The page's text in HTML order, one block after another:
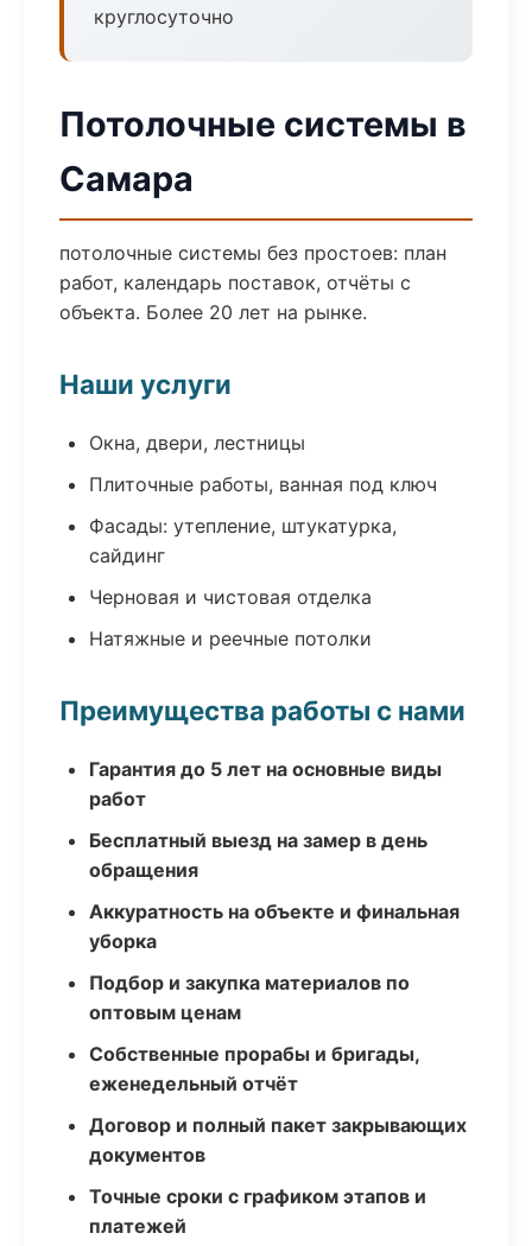
круглосуточно
Потолочные системы в
Самара
потолочные системы без простоев: план
работ, календарь поставок, отчёты с
объекта. Более 20 лет на рынке.
Наши услуги
Окна, двери, лестницы
Плиточные работы, ванная под ключ
Фасады: утепление, штукатурка,
сайдинг
Черновая и чистовая отделка
Натяжные и реечные потолки
Преимущества работы с нами
Гарантия до 5 лет на основные виды
работ
Бесплатный выезд на замер в день
обращения
Аккуратность на объекте и финальная
уборка
Подбор и закупка материалов по
оптовым ценам
Собственные прорабы и бригады,
еженедельный отчёт
Договор и полный пакет закрывающих
документов
Точные сроки с графиком этапов и
платежей